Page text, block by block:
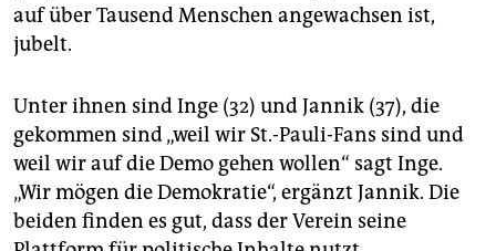
auf über Tausend Menschen angewachsen ist,
jubelt.
Unter ihnen sind Inge (32) und Jannik (37), die
gekommen sind „weil wir St.-Pauli-Fans sind und
weil wir auf die Demo gehen wollen“ sagt Inge.
„Wir mögen die Demokratie“, ergänzt Jannik. Die
beiden finden es gut, dass der Verein seine